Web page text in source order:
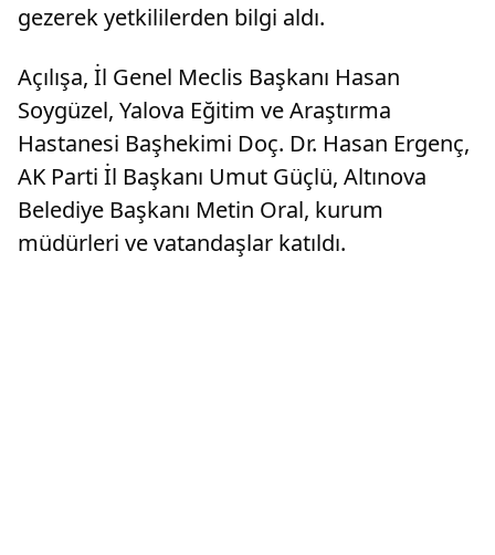
gezerek yetkililerden bilgi aldı.
Açılışa, İl Genel Meclis Başkanı Hasan
Soygüzel, Yalova Eğitim ve Araştırma
Hastanesi Başhekimi Doç. Dr. Hasan Ergenç,
AK Parti İl Başkanı Umut Güçlü, Altınova
Belediye Başkanı Metin Oral, kurum
müdürleri ve vatandaşlar katıldı.